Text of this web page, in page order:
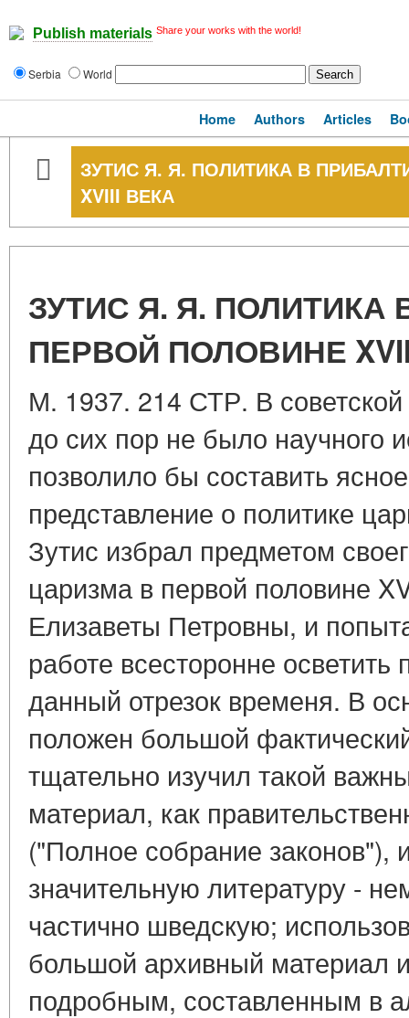
Publish materials Share your works with the world!
Serbia World
Home Authors Articles
ЗУТИС Я. Я. ПОЛИТИКА В
XVIII ВЕКА
ЗУТИС Я. Я. ПОЛИТИКА
ПЕРВОЙ ПОЛОВИНЕ
М. 1937. 214 СТР. В советской
до сих пор не было научного
позволило бы составить
представление о политике
Зутис избрал предметом
царизма в первой половине
Елизаветы Петровны, и
работе всесторонне осветить
данный отрезок временя. В
положен большой
тщательно изучил такой
материал, как
("Полное собрание законов"),
значительную литературу -
частично шведскую;
большой архивный материал
подробным, составленным в